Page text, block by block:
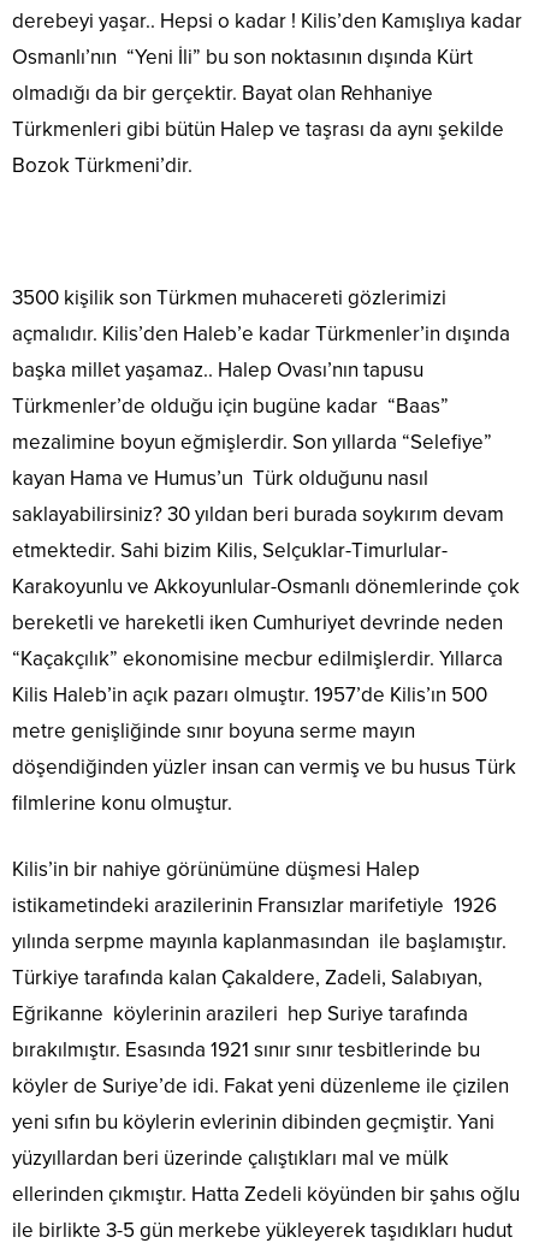
derebeyi yaşar.. Hepsi o kadar ! Kilis’den Kamışlıya kadar
Osmanlı’nın “Yeni İli” bu son noktasının dışında Kürt
olmadığı da bir gerçektir. Bayat olan Rehhaniye
Türkmenleri gibi bütün Halep ve taşrası da aynı şekilde
Bozok Türkmeni’dir.
3500 kişilik son Türkmen muhacereti gözlerimizi
açmalıdır. Kilis’den Haleb’e kadar Türkmenler’in dışında
başka millet yaşamaz.. Halep Ovası’nın tapusu
Türkmenler’de olduğu için bugüne kadar “Baas”
mezalimine boyun eğmişlerdir. Son yıllarda “Selefiye”
kayan Hama ve Humus’un Türk olduğunu nasıl
saklayabilirsiniz? 30 yıldan beri burada soykırım devam
etmektedir. Sahi bizim Kilis, Selçuklar-Timurlular-
Karakoyunlu ve Akkoyunlular-Osmanlı dönemlerinde çok
bereketli ve hareketli iken Cumhuriyet devrinde neden
“Kaçakçılık” ekonomisine mecbur edilmişlerdir. Yıllarca
Kilis Haleb’in açık pazarı olmuştır. 1957’de Kilis’ın 500
metre genişliğinde sınır boyuna serme mayın
döşendiğinden yüzler insan can vermiş ve bu husus Türk
filmlerine konu olmuştur.
Kilis’in bir nahiye görünümüne düşmesi Halep
istikametindeki arazilerinin Fransızlar marifetiyle 1926
yılında serpme mayınla kaplanmasından ile başlamıştır.
Türkiye tarafında kalan Çakaldere, Zadeli, Salabıyan,
Eğrikanne köylerinin arazileri hep Suriye tarafında
bırakılmıştır. Esasında 1921 sınır sınır tesbitlerinde bu
köyler de Suriye’de idi. Fakat yeni düzenleme ile çizilen
yeni sıfın bu köylerin evlerinin dibinden geçmiştir. Yani
yüzyıllardan beri üzerinde çalıştıkları mal ve mülk
ellerinden çıkmıştır. Hatta Zedeli köyünden bir şahıs oğlu
ile birlikte 3-5 gün merkebe yükleyerek taşıdıkları hudut